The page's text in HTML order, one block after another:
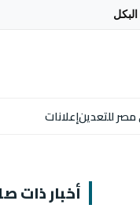
للتعدينإعلانات
أخبار ذات